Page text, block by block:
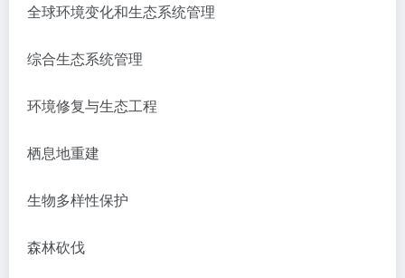
全球环境变化和生态系统管理
综合生态系统管理
环境修复与生态工程
栖息地重建
生物多样性保护
森林砍伐